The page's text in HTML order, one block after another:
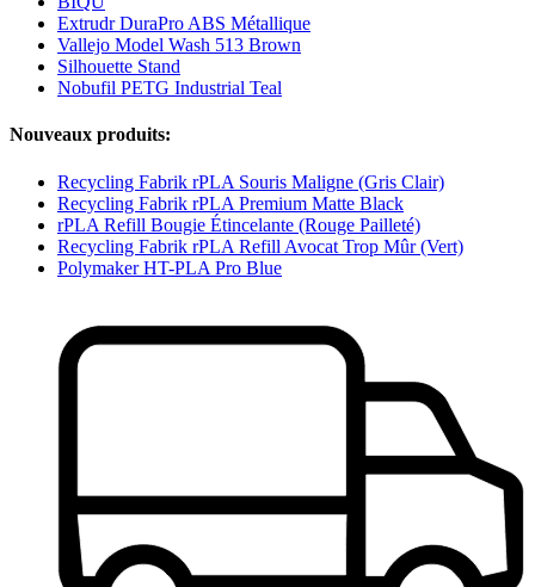
Extrudr DuraPro ABS Métallique
Vallejo Model Wash 513 Brown
Silhouette Stand
Nobufil PETG Industrial Teal
Nouveaux produits:
Recycling Fabrik rPLA Souris Maligne (Gris Clair)
Recycling Fabrik rPLA Premium Matte Black
rPLA Refill Bougie Étincelante (Rouge Pailleté)
Recycling Fabrik rPLA Refill Avocat Trop Mûr (Vert)
Polymaker HT-PLA Pro Blue